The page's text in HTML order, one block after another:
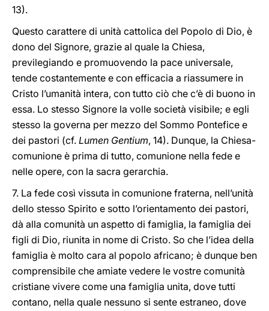
13).
Questo carattere di unità cattolica del Popolo di Dio, è
dono del Signore, grazie al quale la Chiesa,
previlegiando e promuovendo la pace universale,
tende costantemente e con efficacia a riassumere in
Cristo l’umanità intera, con tutto ciò che c’è di buono in
essa. Lo stesso Signore la volle società visibile; e egli
stesso la governa per mezzo del Sommo Pontefice e
dei pastori (cf. Lumen Gentium, 14). Dunque, la Chiesa-
comunione è prima di tutto, comunione nella fede e
nelle opere, con la sacra gerarchia.
7. La fede così vissuta in comunione fraterna, nell’unità
dello stesso Spirito e sotto l’orientamento dei pastori,
dà alla comunità un aspetto di famiglia, la famiglia dei
figli di Dio, riunita in nome di Cristo. So che l’idea della
famiglia è molto cara al popolo africano; è dunque ben
comprensibile che amiate vedere le vostre comunità
cristiane vivere come una famiglia unita, dove tutti
contano, nella quale nessuno si sente estraneo, dove